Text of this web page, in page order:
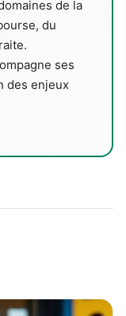
de la
du
ses
des enjeux